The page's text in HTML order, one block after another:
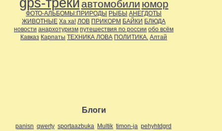
gps-треки автомобили юмор
ФОТО-АЛЬБОМЫ:ПРИРОДЫ РЫБЫ АНЕГДОТЫ
ЖИВОТНЫЕ Ха ха! ЛОВ ПРИКОРМ БАЙКИ БЛЮДА
новости анархотуризм путешествия по россии обо всём
Кавказ Карпаты ТЕХНИКА ЛОВА ПОЛИТИКА. Алтай
Блоги
panisn qwerty sportaazbuka Multik timon-ja pehyhtdgrd